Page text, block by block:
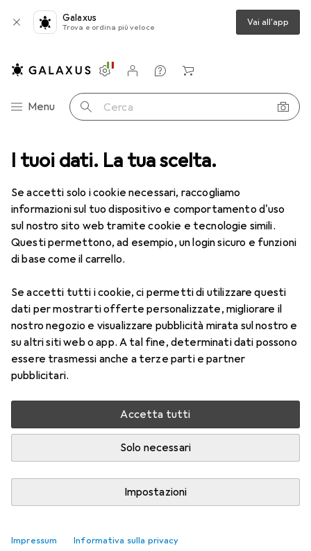
I tuoi dati. La tua scelta.
Se accetti solo i cookie necessari, raccogliamo
informazioni sul tuo dispositivo e comportamento d'uso
sul nostro sito web tramite cookie e tecnologie simili.
Questi permettono, ad esempio, un login sicuro e funzioni
di base come il carrello.
Se accetti tutti i cookie, ci permetti di utilizzare questi
dati per mostrarti offerte personalizzate, migliorare il
nostro negozio e visualizzare pubblicità mirata sul nostro e
su altri siti web o app. A tal fine, determinati dati possono
essere trasmessi anche a terze parti e partner
pubblicitari.
Accetta tutti
Solo necessari
Impostazioni
Impressum Informativa sulla privacy
Galaxus
Trova e ordina più veloce Vai all'app
Categoria Navigazione
Menu Cerca
Impostazioni
Conto cliente
Liste di confronto
Liste dei desideri
Carrello
Air Optix
Mostra categorie
Mi piace questo marchio